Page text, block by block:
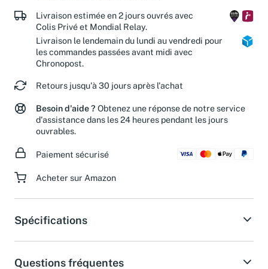
Livraison estimée en 2 jours ouvrés avec
Colis Privé et Mondial Relay.
Livraison le lendemain du lundi au vendredi pour
les commandes passées avant midi avec
Chronopost.
Retours jusqu'à 30 jours après l'achat
Besoin d'aide ? Obtenez une réponse de notre service
d'assistance dans les 24 heures pendant les jours
ouvrables.
Paiement sécurisé
Acheter sur Amazon
Spécifications
Questions fréquentes